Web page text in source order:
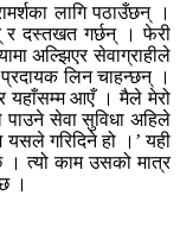
लागि पठाउँछन् ।
र दस्तखत गर्छन् । फेरी
अल्झिएर सेवाग्राहीले
लिन चाहन्छन् ।
यहाँसम्म आएँ । मैले मेरो
पाउने सेवा सुविधा अहिले
यसले गरिदिने हो ।’ यही
। त्यो काम उसको मात्र
।